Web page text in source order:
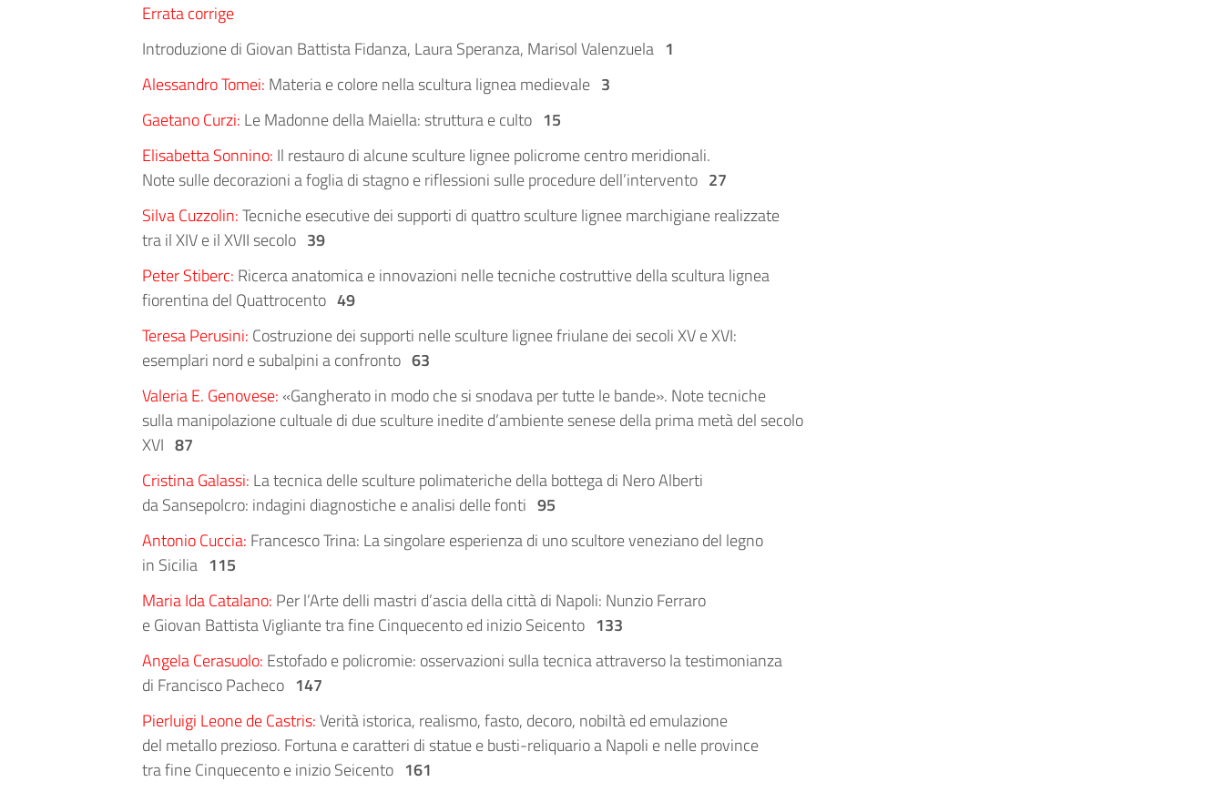
Errata corrige
Introduzione di Giovan Battista Fidanza, Laura Speranza, Marisol Valenzuela 1
Alessandro Tomei: Materia e colore nella scultura lignea medievale 3
Gaetano Curzi: Le Madonne della Maiella: struttura e culto 15
Elisabetta Sonnino: Il restauro di alcune sculture lignee policrome centro meridionali.
Note sulle decorazioni a foglia di stagno e riflessioni sulle procedure dell’intervento 27
Silva Cuzzolin:Tecniche esecutive dei supporti di quattro sculture lignee marchigiane realizzate
tra il XIV e il XVII secolo 39
Peter Stiberc: Ricerca anatomica e innovazioni nelle tecniche costruttive della scultura lignea
fiorentina del Quattrocento 49
Teresa Perusini: Costruzione dei supporti nelle sculture lignee friulane dei secoli XV e XVI:
esemplari nord e subalpini a confronto 63
Valeria E. Genovese:«Gangherato in modo che si snodava per tutte le bande». Note tecniche
sulla manipolazione cultuale di due sculture inedite d’ambiente senese della prima metà del secolo
XVI 87
Cristina Galassi: La tecnica delle sculture polimateriche della bottega di Nero Alberti
da Sansepolcro: indagini diagnostiche e analisi delle fonti 95
Antonio Cuccia: Francesco Trina: La singolare esperienza di uno scultore veneziano del legno
in Sicilia 115
Maria Ida Catalano: Per l’Arte delli mastri d’ascia della città di Napoli: Nunzio Ferraro
e Giovan Battista Vigliante tra fine Cinquecento ed inizio Seicento 133
Angela Cerasuolo: Estofado e policromie: osservazioni sulla tecnica attraverso la testimonianza
di Francisco Pacheco 147
Pierluigi Leone de Castris:Verità istorica, realismo, fasto, decoro, nobiltà ed emulazione
del metallo prezioso. Fortuna e caratteri di statue e busti-reliquario a Napoli e nelle province
tra fine Cinquecento e inizio Seicento 161